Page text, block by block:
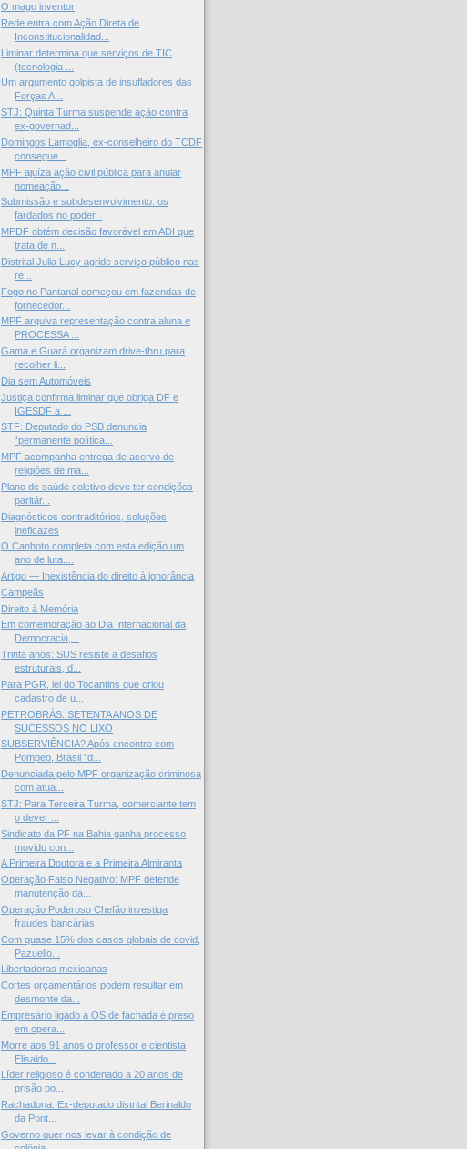
O mago inventor
Rede entra com Ação Direta de
Inconstitucionalidad...
Liminar determina que serviços de TIC
(tecnologia ...
Um argumento golpista de insufladores das
Forças A...
STJ: Quinta Turma suspende ação contra
ex-governad...
Domingos Lamoglia, ex-conselheiro do TCDF
consegue...
MPF ajuíza ação civil pública para anular
nomeação...
Submissão e subdesenvolvimento: os
fardados no poder
MPDF obtém decisão favorável em ADI que
trata de n...
Distrital Julia Lucy agride serviço público nas
re...
Fogo no Pantanal começou em fazendas de
fornecedor...
MPF arquiva representação contra aluna e
PROCESSA ...
Gama e Guará organizam drive-thru para
recolher li...
Dia sem Automóveis
Justiça confirma liminar que obriga DF e
IGESDF a ...
STF: Deputado do PSB denuncia
“permanente política...
MPF acompanha entrega de acervo de
religiões de ma...
Plano de saúde coletivo deve ter condições
paritár...
Diagnósticos contraditórios, soluções
ineficazes
O Canhoto completa com esta edição um
ano de luta....
Artigo — Inexistência do direito à ignorância
Campeãs
Direito à Memória
Em comemoração ao Dia Internacional da
Democracia,...
Trinta anos: SUS resiste a desafios
estruturais, d...
Para PGR, lei do Tocantins que criou
cadastro de u...
PETROBRÁS: SETENTA ANOS DE
SUCESSOS NO LIXO
SUBSERVIÊNCIA? Após encontro com
Pompeo, Brasil "d...
Denunciada pelo MPF organização criminosa
com atua...
STJ: Para Terceira Turma, comerciante tem
o dever ...
Sindicato da PF na Bahia ganha processo
movido con...
A Primeira Doutora e a Primeira Almiranta
Operação Falso Negativo: MPF defende
manutenção da...
Operação Poderoso Chefão investiga
fraudes bancárias
Com quase 15% dos casos globais de covid,
Pazuello...
Libertadoras mexicanas
Cortes orçamentários podem resultar em
desmonte da...
Empresário ligado a OS de fachada é preso
em opera...
Morre aos 91 anos o professor e cientista
Elisaldo...
Líder religioso é condenado a 20 anos de
prisão po...
Rachadona: Ex-deputado distrital Berinaldo
da Pont...
Governo quer nos levar à condição de